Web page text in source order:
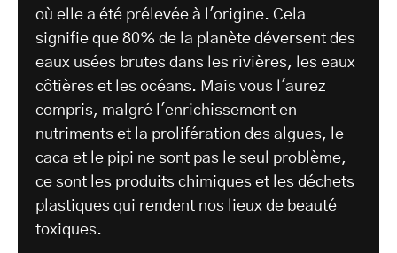
où elle a été prélevée à l'origine. Cela
signifie que 80% de la planète déversent des
eaux usées brutes dans les rivières, les eaux
côtières et les océans. Mais vous l'aurez
compris, malgré l'enrichissement en
nutriments et la prolifération des algues, le
caca et le pipi ne sont pas le seul problème,
ce sont les produits chimiques et les déchets
plastiques qui rendent nos lieux de beauté
toxiques.